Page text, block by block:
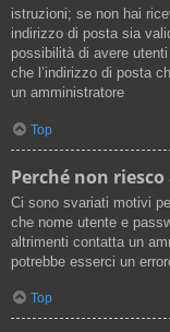
istruzioni; se non hai
indirizzo di posta sia
possibilità di avere
che l’indirizzo di posta
un amministratore
Top
Perché non
Ci sono svariati motivi
che nome utente e
altrimenti contatta un
potrebbe esserci un
Top